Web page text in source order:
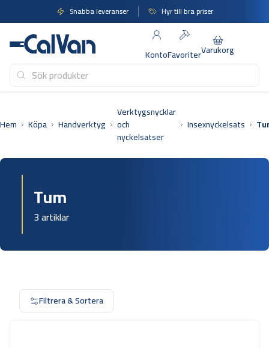
till
innehåll
Snabba leveranser Hyr till bra priser
KontoFavoriterVarukorg
Hem Köpa Handverktyg
Verktygsnycklar
och
nyckelsatser
Insexnyckelsats
Tum
3 artiklar
Filtrera & Sortera